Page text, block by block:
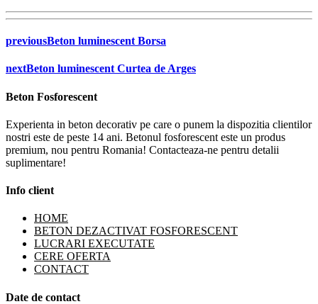
previousBeton luminescent Borsa
nextBeton luminescent Curtea de Arges
Beton Fosforescent
Experienta in beton decorativ pe care o punem la dispozitia clientilor
nostri este de peste 14 ani. Betonul fosforescent este un produs
premium, nou pentru Romania! Contacteaza-ne pentru detalii
suplimentare!
Info client
HOME
BETON DEZACTIVAT FOSFORESCENT
LUCRARI EXECUTATE
CERE OFERTA
CONTACT
Date de contact